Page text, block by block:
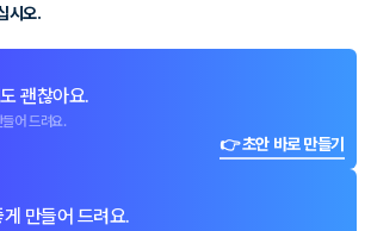
시오.
괜찮아요.
어 드려요.
👉 초안 바로 만들기
만들어 드려요.